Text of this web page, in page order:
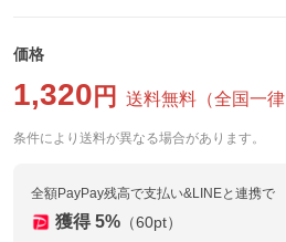
価格
1,320 円 送料無料 （全国一律
条件により送料が異なる場合があります。
全額PayPay残高で支払い&LINEと連携で
獲得 5% （60pt）